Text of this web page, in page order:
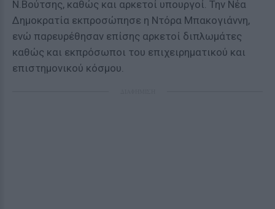
Ν.Βούτσης, καθώς και αρκετοί υπουργοί. Την Νέα
Δημοκρατία εκπροσώπησε η Ντόρα Μπακογιάννη,
ενώ παρευρέθησαν επίσης αρκετοί διπλωμάτες
καθώς και εκπρόσωποι του επιχειρηματικού και
επιστημονικού κόσμου.